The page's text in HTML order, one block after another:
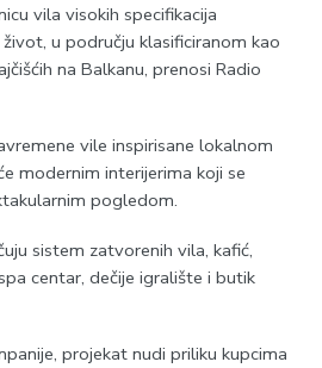
vila visokih specifikacija
u području klasificiranom kao
na Balkanu, prenosi Radio
vile inspirisane lokalnom
modernim interijerima koji se
pogledom.
sistem zatvorenih vila, kafić,
centar, dečije igralište i butik
projekat nudi priliku kupcima